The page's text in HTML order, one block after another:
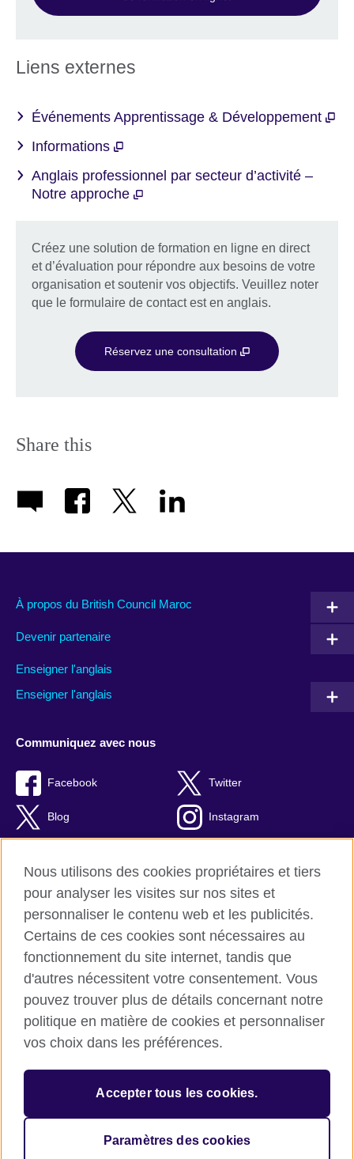
Liens externes
Événements Apprentissage & Développement
Informations
Anglais professionnel par secteur d’activité –
Notre approche
Créez une solution de formation en ligne en direct
et d’évaluation pour répondre aux besoins de votre
organisation et soutenir vos objectifs. Veuillez noter
que le formulaire de contact est en anglais.
Réservez une consultation
Share this
À propos du British Council Maroc
Devenir partenaire
Enseigner l'anglais
Enseigner l'anglais
Communiquez avec nous
Facebook Twitter
Blog Instagram
British Council Global
Confidentialité et conditions d'utilisation
Cookies
Plan du site
© 2026 British Council
L’agence britannique internationale dédiée aux domaines de
l’éducation et des relations culturelles. Une association caritative
Nous utilisons des cookies propriétaires et tiers
pour analyser les visites sur nos sites et
personnaliser le contenu web et les publicités.
Certains de ces cookies sont nécessaires au
fonctionnement du site internet, tandis que
d'autres nécessitent votre consentement. Vous
pouvez trouver plus de détails concernant notre
politique en matière de cookies et personnaliser
vos choix dans les préférences.
Accepter tous les cookies.
Paramètres des cookies